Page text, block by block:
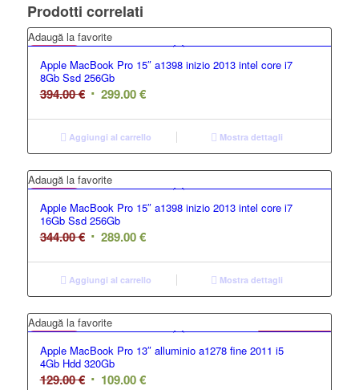
Prodotti correlati
Adaugă la favorite
GRADO A
Apple MacBook Pro 15″ a1398 inizio 2013 intel core i7
8Gb Ssd 256Gb
394.00€ 299.00€
Aggiungi al carrello Mostra dettagli
Adaugă la favorite
GRADO B
Apple MacBook Pro 15″ a1398 inizio 2013 intel core i7
16Gb Ssd 256Gb
344.00€ 289.00€
Aggiungi al carrello Mostra dettagli
Adaugă la favorite
GRADO C
Apple MacBook Pro 13″ alluminio a1278 fine 2011 i5
4Gb Hdd 320Gb
129.00€ 109.00€